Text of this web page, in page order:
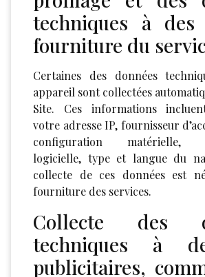
techniques à
fourniture du
Certaines des données
appareil sont collectées
Site. Ces informations
votre adresse IP, fournisseur
configuration matérielle,
logicielle, type et langue du
collecte de ces données est
fourniture des services.
Collecte des
techniques à
publicitaires,